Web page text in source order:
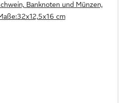
Banknoten und Münzen,
cm